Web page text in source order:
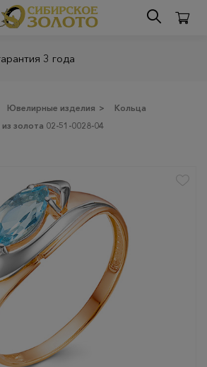
3 года
Ювелирные изделия >
Кольца
золота 02-51-0028-04